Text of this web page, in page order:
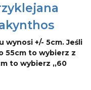
wynosi +/- 5cm. Jeśli
55cm to wybierz z
to wybierz ,,60